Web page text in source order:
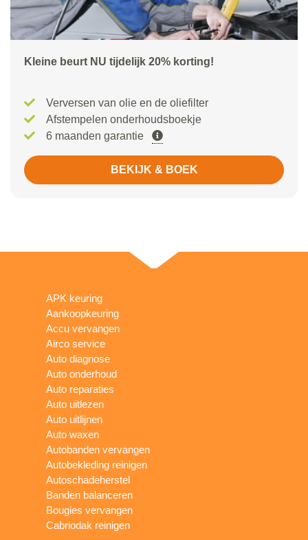
Kleine beurt NU tijdelijk 20% korting!
Verversen van olie en de oliefilter
Afstempelen onderhoudsboekje
6 maanden garantie
BEKIJK & BOEK
APK keuring
Aankoopkeuring
Accu vervangen
Airco service
Auto diagnose
Auto onderhoud
Auto reparaties
Auto uitlezen
Auto uitlijnen
Auto waxen
Autobanden vervangen
Autobekleding reinigen
Autoschadeherstel
Banden balanceren
Bougies vervangen
Cabriodak reinigen